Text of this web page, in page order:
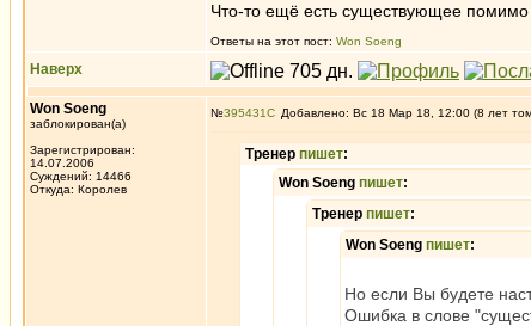
Что-то ещё есть существующее помимо
Ответы на этот пост: Won Soeng
Наверх
Won Soeng
заблокирован(а)
Зарегистрирован:
14.07.2006
Суждений: 14466
Откуда: Королев
№395431 Добавлено: Вс 18 Мар 18, 12:00 (8 лет
Тренер пишет:
Won Soeng пишет:
Тренер пишет:
Won Soeng пишет:
Но если Вы будете
Ошибка в слове